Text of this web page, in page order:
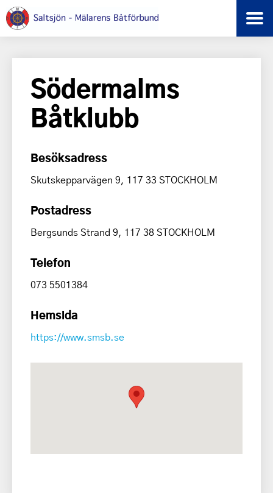
Södermalms
Båtklubb
Besöksadress
Skutskepparvägen 9, 117 33 STOCKHOLM
Postadress
Bergsunds Strand 9, 117 38 STOCKHOLM
Telefon
073 5501384
Hemsida
https://www.smsb.se